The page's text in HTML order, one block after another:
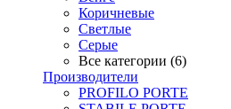
Коричневые
Светлые
Серые
Все категории (6)
Производители
PROFILO PORTE